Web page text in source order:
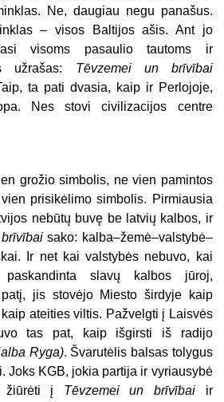
Ne, daugiau negu panašus.
– visos Baltijos ašis. Ant jo
visoms pasaulio tautoms ir
užrašas: Tēvzemei un brīvībai
ta pati dvasia, kaip ir Perlojoje,
Nes stovi civilizacijos centre
grožio simbolis, ne vien pamintos
prisikėlimo simbolis. Pirmiausia
nebūtų buvę be latvių kalbos, ir
sako: kalba–žemė–valstybė–
Ir net kai valstybės nebuvo, kai
slavų kalbos jūroj,
jis stovėjo Miesto širdyje kaip
ateities viltis. Pažvelgti į Laisvės
tas pat, kaip išgirsti iš radijo
Ryga). Švarutėlis balsas tolygus
Joks KGB, jokia partija ir vyriausybė
žiūrėti į Tēvzemei un brīvībaiir